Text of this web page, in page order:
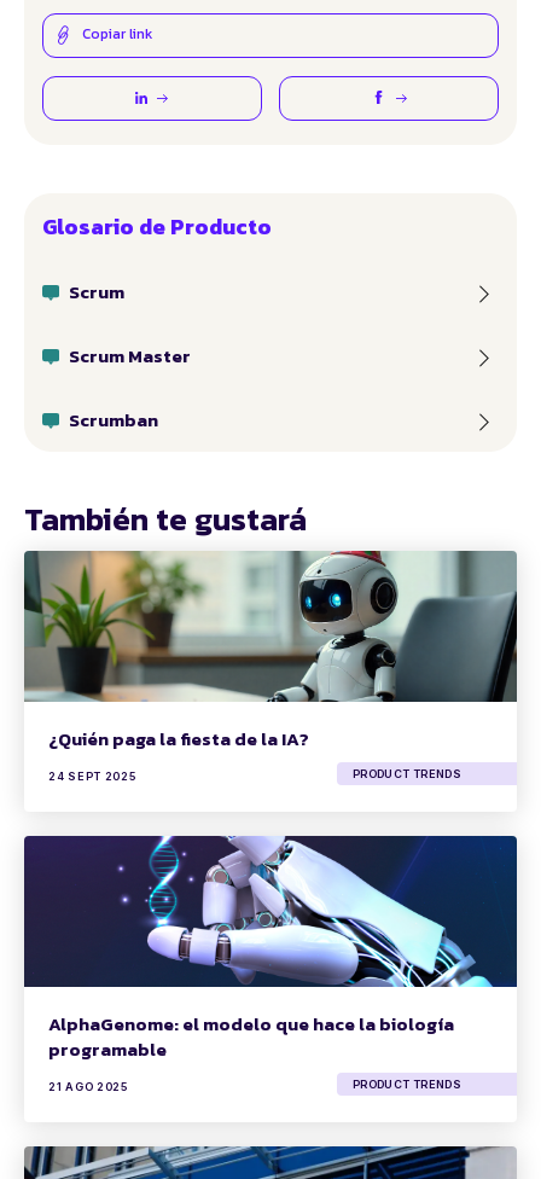
Copiar link
Glosario de Producto
Scrum
Scrum Master
Scrumban
También te gustará
¿Quién paga la fiesta de la IA?
24 SEPT 2025 PRODUCT TRENDS
AlphaGenome: el modelo que hace la biología
programable
21 AGO 2025 PRODUCT TRENDS